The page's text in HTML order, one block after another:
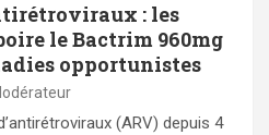
: les
le Bactrim 960mg
opportunistes
(ARV) depuis 4